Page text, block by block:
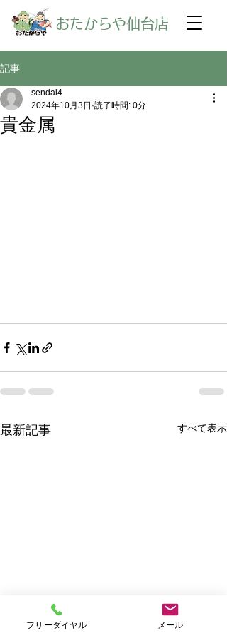
​おたからや仙台店
記事
貴金属
sendai4
2024年10月3日 読了時間: 0分
最新記事 すべて表示
フリーダイヤル メール